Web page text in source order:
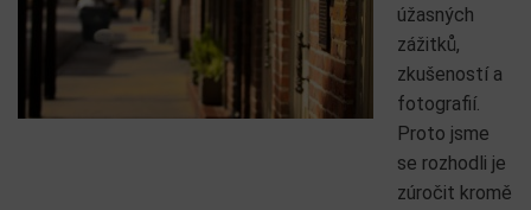
úžasných
zážitků,
zkušeností a
fotografií.
Proto jsme
se rozhodli je
zúročit kromě